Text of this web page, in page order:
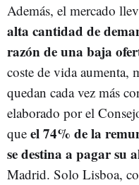
Además, el mercado
alta cantidad de
razón de una baja
coste de vida aumenta,
quedan cada vez más
elaborado por el
que el 74% de la
se destina a pagar su
Madrid. Solo Lisboa,